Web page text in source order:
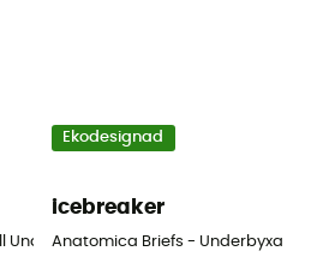
Underställsbyxor
Ekodesignad
icebreaker
Anatomica Briefs - Underbyxa